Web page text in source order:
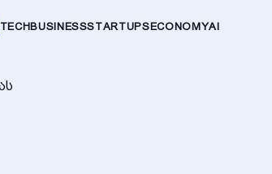
TECHBUSINESSSTARTUPSECONOMYAI